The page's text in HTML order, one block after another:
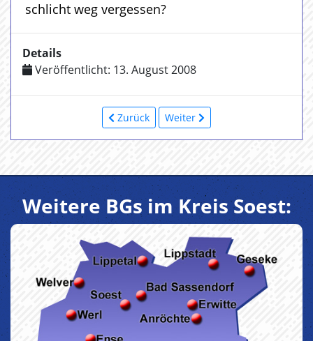
schlicht weg vergessen?
Details
Veröffentlicht: 13. August 2008
Zurück Weiter
Weitere BGs im Kreis Soest: